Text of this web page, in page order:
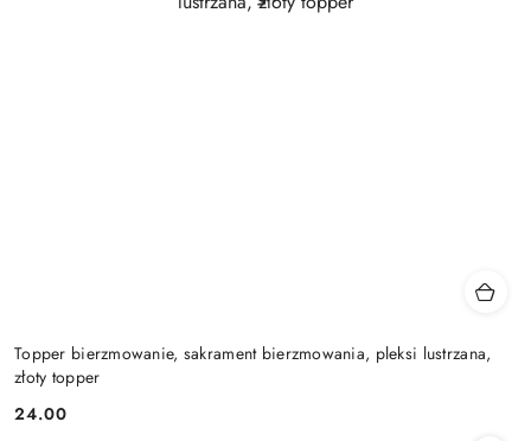
Topper bierzmowanie, sakrament bierzmowania, pleksi lustrzana,
złoty topper
Cena:
24.00